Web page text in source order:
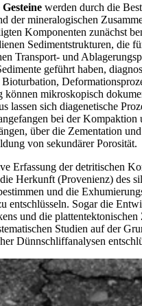
werden durch die
der mineralogischen
Komponenten zunächst
Sedimentstrukturen, die
Transport- und
geführt haben,
können mikroskopisch
lassen sich diagenetische
bei der Kompaktion
über die Zementation
von sekundärer Porosität.
Erfassung der detritischen
Herkunft (Provenienz) des
und die
entschlüsseln. Sogar die
und die plattentektonischen
Studien auf der
Dünnschliffanalysen